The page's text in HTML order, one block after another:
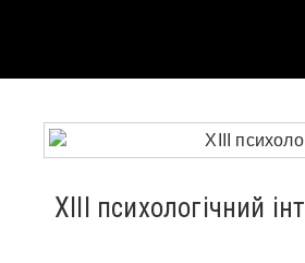
ХІІІ психологічний